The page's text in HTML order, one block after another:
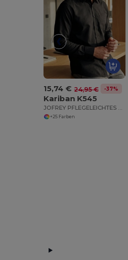
15,74 € 24,95 € -37%
Kariban K545
JOFREY PFLEGELEICHTES HERREN LANGARM 65/35 HEMD
+25 Farben